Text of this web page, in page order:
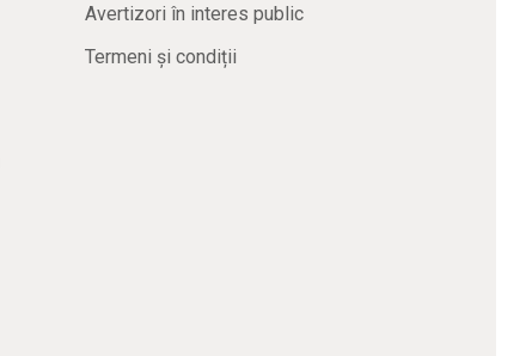
Avertizori în interes public
Termeni și condiții